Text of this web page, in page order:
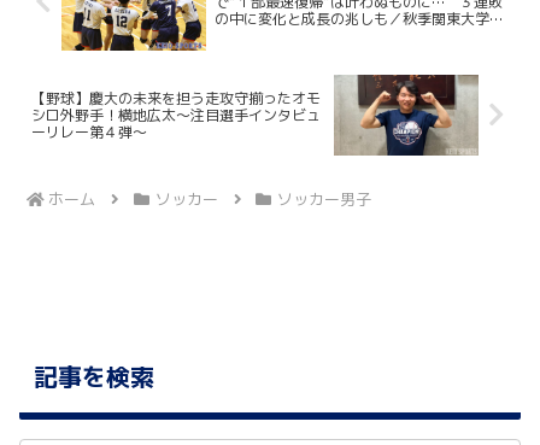
の中に変化と成長の兆しも／秋季関東大学男
【野球】慶大の未来を担う走攻守揃ったオモ
シロ外野手！横地広太〜注目選手インタビュ
ーリレー第４弾〜
ホーム ソッカー ソッカー男子
記事を検索